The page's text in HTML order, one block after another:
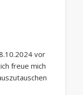
vor
freue mich